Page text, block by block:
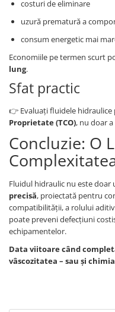
costuri de eliminare
uzură prematură a
consum energetic mai
Economiile pe termen scurt
lung.
Sfat practic
👉 Evaluați fluidele hidraulice
Proprietate (TCO), nu doar
Concluzie: O
Fluidul hidraulic nu este doar
precisă, proiectată pentru
compatibilității, a rolului
poate preveni defecțiuni
echipamentelor.
Data viitoare când
vâscozitatea – sau și